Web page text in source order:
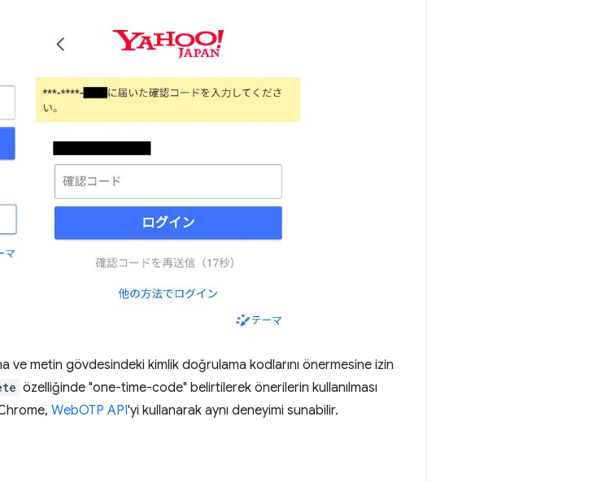
ve metin gövdesindeki kimlik doğrulama kodlarını önermesine izin
özelliğinde "one-time-code" belirtilerek önerilerin kullanılması
WebOTP API'yi kullanarak aynı deneyimi sunabilir.